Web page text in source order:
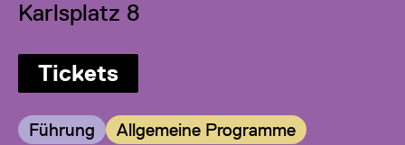
Karlsplatz 8
Tickets
Kategorie:
Führung Kategorie:
Allgemeine Programme